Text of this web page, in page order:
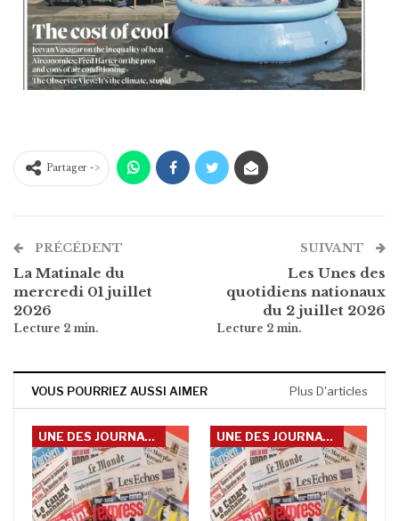
Partager ->
PRÉCÉDENT
La Matinale du
mercredi 01 juillet
2026
SUIVANT
Les Unes des
quotidiens nationaux
du 2 juillet 2026
VOUS POURRIEZ AUSSI AIMER Plus D'articles
UNE DES JOURNAUX INTERNATIONAUX UNE DES JOURNAUX INTERNATIONAUX